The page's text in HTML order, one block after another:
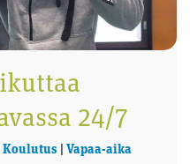
24/7
Koulutus Vapaa-aika